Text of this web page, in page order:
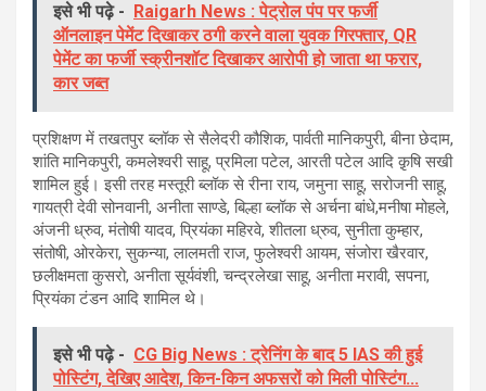
इसे भी पढ़े - Raigarh News : पेट्रोल पंप पर फर्जी
ऑनलाइन पेमेंट दिखाकर ठगी करने वाला युवक गिरफ्तार, QR
पेमेंट का फर्जी स्क्रीनशॉट दिखाकर आरोपी हो जाता था फरार,
कार जब्त
प्रशिक्षण में तखतपुर ब्लॉक से सैलेदरी कौशिक, पार्वती मानिकपुरी, बीना छेदाम,
शांति मानिकपुरी, कमलेश्वरी साहू, प्रमिला पटेल, आरती पटेल आदि क़ृषि सखी
शामिल हुई। इसी तरह मस्तूरी ब्लॉक से रीना राय, जमुना साहू, सरोजनी साहू,
गायत्री देवी सोनवानी, अनीता साण्डे, बिल्हा ब्लॉक से अर्चना बांधे,मनीषा मोहले,
अंजनी ध्रुव, मंतोषी यादव, प्रियंका महिरवे, शीतला ध्रुव, सुनीता कुम्हार,
संतोषी, ओरकेरा, सुकन्या, लालमती राज, फुलेश्वरी आयम, संजोरा खैरवार,
छलीक्षमता कुसरो, अनीता सूर्यवंशी, चन्द्रलेखा साहू, अनीता मरावी, सपना,
प्रियंका टंडन आदि शामिल थे।
इसे भी पढ़े - CG Big News : ट्रेनिंग के बाद 5 IAS की हुई
पोस्टिंग, देखिए आदेश, किन-किन अफसरों को मिली पोस्टिंग...